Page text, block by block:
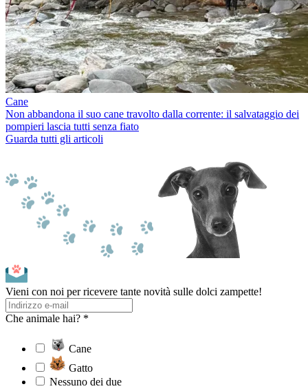
Cane
Non abbandona il suo cane travolto dalla corrente: il salvataggio dei
pompieri lascia tutti senza fiato
Guarda tutti gli articoli
Vieni con noi per ricevere tante novità sulle dolci zampette!
Che animale hai? *
Cane
Gatto
Nessuno dei due